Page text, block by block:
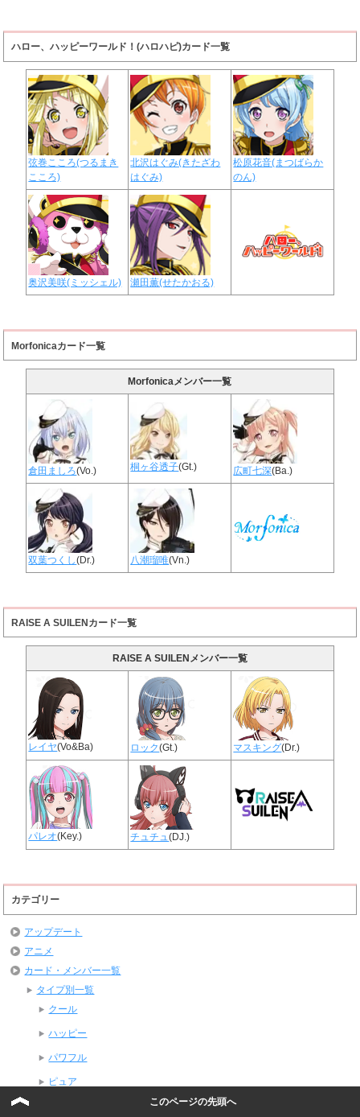
ハロー、ハッピーワールド！(ハロハピ)カード一覧
弦巻こころ(つるまき
こころ)
北沢はぐみ(きたざわ
はぐみ)
松原花音(まつばらか
のん)
奥沢美咲(ミッシェル) 瀬田薫(せたかおる)
Morfonicaカード一覧
Morfonicaメンバー一覧
倉田ましろ(Vo.) 桐ヶ谷透子(Gt.) 広町七深(Ba.)
双葉つくし(Dr.) 八潮瑠唯(Vn.)
RAISE A SUILENカード一覧
RAISE A SUILENメンバー一覧
レイヤ(Vo&Ba) ロック(Gt.) マスキング(Dr.)
パレオ(Key.) チュチュ(DJ.)
カテゴリー
アップデート
アニメ
カード・メンバー一覧
タイプ別一覧
クール
ハッピー
パワフル
ピュア
このページの先頭へ